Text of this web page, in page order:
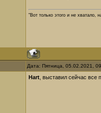
"Вот только этого и не
Дата: Пятница, 05.02.2021,
Hart , выставил сейчас